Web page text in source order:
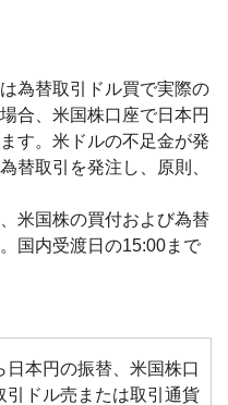
為替取引ドル買で実際の
合、米国株口座で日本円
す。米ドルの不足金が発
替取引を発注し、原則、
米国株の買付および為替
国内受渡日の15:00まで
日本円の振替、米国株口
引ドル売または取引通貨